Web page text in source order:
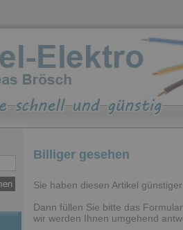
Billiger gesehen
Sie haben diesen Artikel
Dann füllen Sie bitte das
wir werden Ihnen umgehend